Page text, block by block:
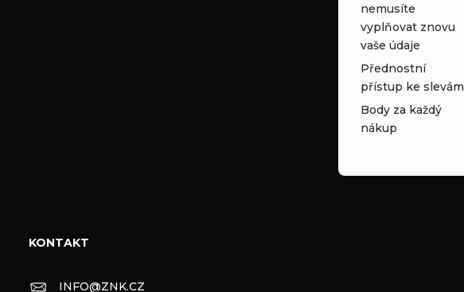
nemusíte
vyplňovat znovu
vaše údaje
Přednostní
přístup ke slevám
Body za každý
nákup
KONTAKT
INFO@ZNK.CZ